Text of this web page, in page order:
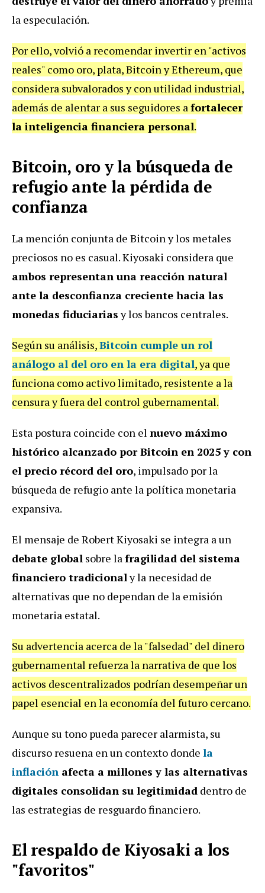
la especulación.
Por ello, volvió a recomendar invertir en "activos
reales" como oro, plata, Bitcoin y Ethereum, que
considera subvalorados y con utilidad industrial,
además de alentar a sus seguidores afortalecer
la inteligencia financiera personal.
Bitcoin, oro y la búsqueda de
refugio ante la pérdida de
confianza
La mención conjunta de Bitcoin y los metales
preciosos no es casual. Kiyosaki considera que
ambos representan una reacción natural
ante la desconfianza creciente hacia las
monedas fiduciariasy los bancos centrales.
Según su análisis,Bitcoin cumple un rol
análogo al del oro en la era digital, ya que
funciona como activo limitado, resistente a la
censura y fuera del control gubernamental.
Esta postura coincide con el nuevo máximo
histórico alcanzado por Bitcoin en 2025 y con
el precio récord del oro, impulsado por la
búsqueda de refugio ante la política monetaria
expansiva.
El mensaje de Robert Kiyosaki se integra a un
debate global sobre lafragilidad del sistema
financiero tradicionaly la necesidad de
alternativas que no dependan de la emisión
monetaria estatal.
Su advertencia acerca de la "falsedad" del dinero
gubernamental refuerza la narrativa de que los
activos descentralizados podrían desempeñar un
papel esencial en la economía del futuro cercano.
Aunque su tono pueda parecer alarmista, su
discurso resuena en un contexto donde la
inflación afecta a millones y las alternativas
digitales consolidan su legitimidad dentro de
las estrategias de resguardo financiero.
El respaldo de Kiyosaki a los
"favoritos"